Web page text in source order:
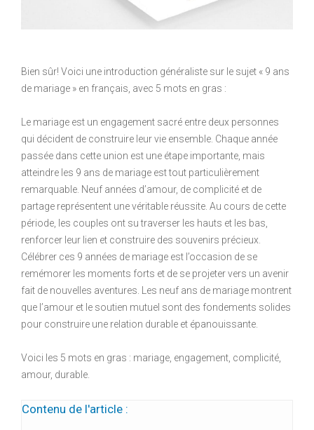
Bien sûr! Voici une introduction généraliste sur le sujet « 9 ans
de mariage » en français, avec 5 mots en gras :
Le mariage est un engagement sacré entre deux personnes
qui décident de construire leur vie ensemble. Chaque année
passée dans cette union est une étape importante, mais
atteindre les 9 ans de mariage est tout particulièrement
remarquable. Neuf années d’amour, de complicité et de
partage représentent une véritable réussite. Au cours de cette
période, les couples ont su traverser les hauts et les bas,
renforcer leur lien et construire des souvenirs précieux.
Célébrer ces 9 années de mariage est l’occasion de se
remémorer les moments forts et de se projeter vers un avenir
fait de nouvelles aventures. Les neuf ans de mariage montrent
que l’amour et le soutien mutuel sont des fondements solides
pour construire une relation durable et épanouissante.
Voici les 5 mots en gras : mariage, engagement, complicité,
amour, durable.
Contenu de l'article :